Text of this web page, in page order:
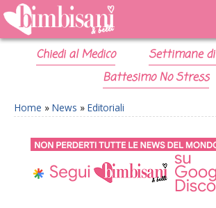
Chiedi al Medico
Settimane
Battesimo No Stress
Home » News » Editoriali